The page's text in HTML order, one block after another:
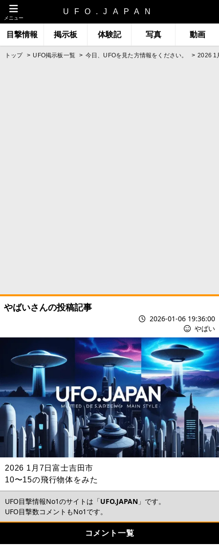
メニュー
UFO.JAPAN
目撃情報 掲示板 体験記 写真 動画
トップ UFO掲示板一覧 今日、UFOを見た方情報をください。 2026 1
やばいさんの投稿記事
2026-01-06 19:36:00
やばい
2026 1月7日富士吉田市
10〜15の飛行物体をみた
UFO目撃情報No1のサイトは「UFO.JAPAN 」です。
UFO目撃数コメントもNo1です。
コメント一覧